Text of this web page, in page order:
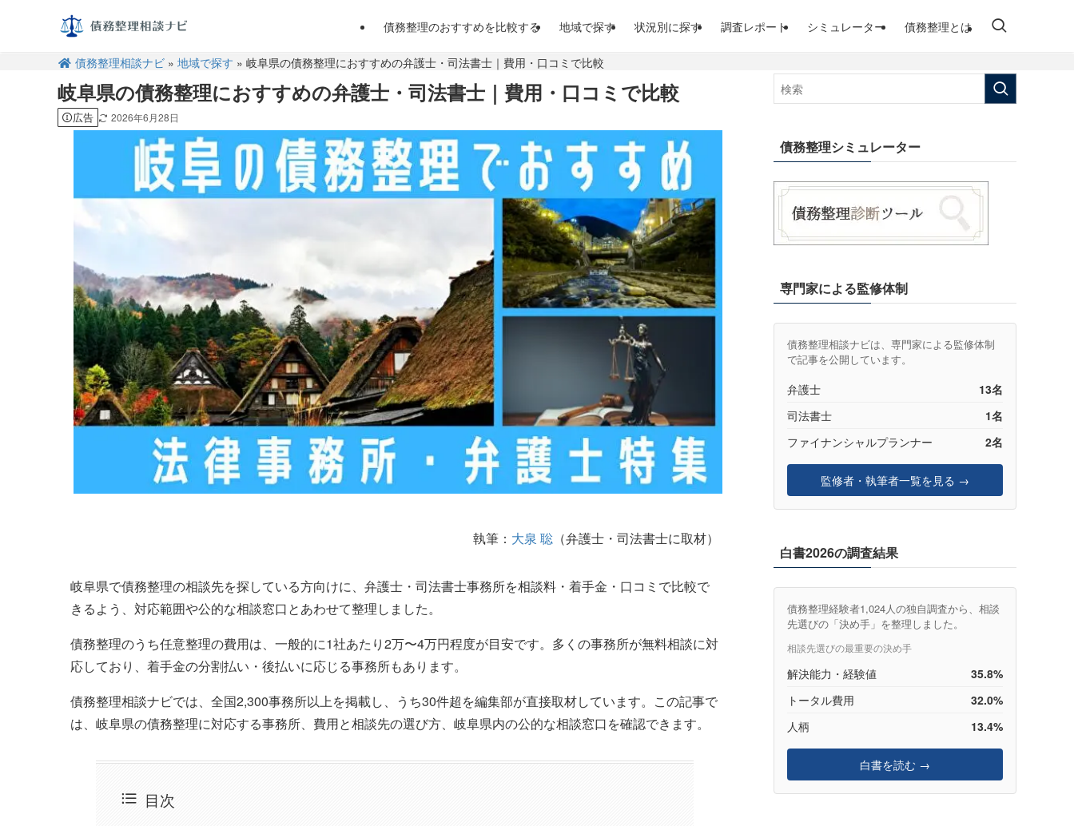
債務整理のおすすめを比較する 地域で探す 状況別に探す 調査レポート シミュレーター 債務整理とは
債務整理相談ナビ» 地域で探す » 岐阜県の債務整理におすすめの弁護士・司法書士｜費用・口コミで比較
岐阜県の債務整理におすすめの弁護士・司法書士｜費用・口コミで比較
広告 2026年6月28日
執筆： 大泉 聡 （弁護士・司法書士に取材）
岐阜県で債務整理の相談先を探している方向けに、弁護士・司法書士事務所を相談料・着手金・口コミで比較で
きるよう、対応範囲や公的な相談窓口とあわせて整理しました。
債務整理のうち任意整理の費用は、一般的に1社あたり2万〜4万円程度が目安です。多くの事務所が無料相談に対
応しており、着手金の分割払い・後払いに応じる事務所もあります。
債務整理相談ナビでは、全国2,300事務所以上を掲載し、うち30件超を編集部が直接取材しています。この記事で
は、岐阜県の債務整理に対応する事務所、費用と相談先の選び方、岐阜県内の公的な相談窓口を確認できます。
目次
債務整理シミュレーター
専門家による監修体制
債務整理相談ナビは、専門家による監修体制
で記事を公開しています。
弁護士
13名
司法書士
1名
ファイナンシャルプランナー
2名
監修者・執筆者一覧を見る →
白書2026の調査結果
債務整理経験者1,024人の独自調査から、相談
先選びの「決め手」を整理しました。
相談先選びの最重要の決め手
解決能力・経験値
35.8%
トータル費用
32.0%
人柄
13.4%
白書を読む →